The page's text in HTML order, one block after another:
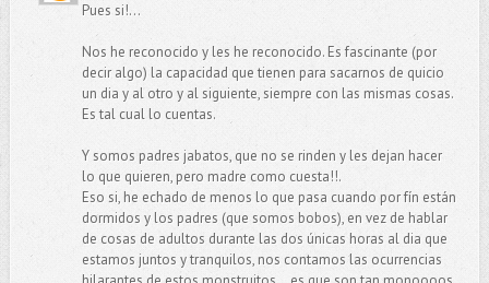
Pues si!...
Nos he reconocido y les he reconocido. Es fascinante (por
decir algo) la capacidad que tienen para sacarnos de quicio
un dia y al otro y al siguiente, siempre con las mismas cosas.
Es tal cual lo cuentas.
Y somos padres jabatos, que no se rinden y les dejan hacer
lo que quieren, pero madre como cuesta!!.
Eso si, he echado de menos lo que pasa cuando por fín están
dormidos y los padres (que somos bobos), en vez de hablar
de cosas de adultos durante las dos únicas horas al dia que
estamos juntos y tranquilos, nos contamos las ocurrencias